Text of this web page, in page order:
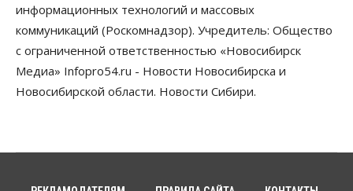
информационных технологий и массовых
коммуникаций (Роскомнадзор). Учредитель: Общество
с ограниченной ответственностью «Новосибирск
Медиа» Infopro54.ru - Новости Новосибирска и
Новосибирской области. Новости Сибири.